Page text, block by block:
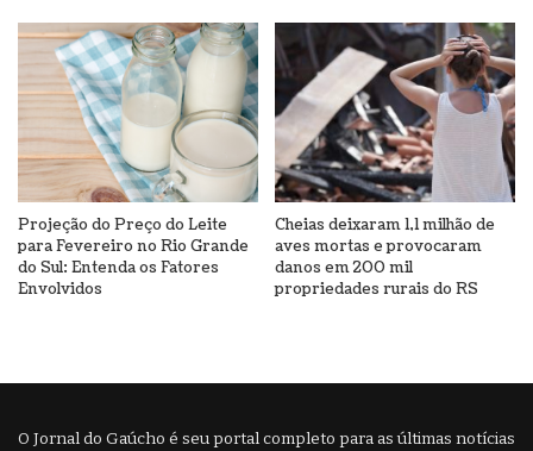
Projeção do Preço do Leite
para Fevereiro no Rio Grande
do Sul: Entenda os Fatores
Envolvidos
Cheias deixaram 1,1 milhão de
aves mortas e provocaram
danos em 200 mil
propriedades rurais do RS
O Jornal do Gaúcho é seu portal completo para as últimas notícias